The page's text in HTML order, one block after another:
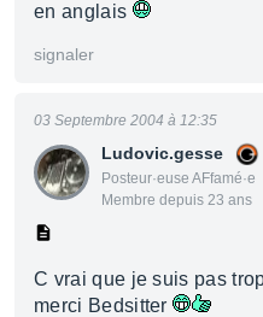
en anglais
signaler
Ludovic.gesse
Posteur·euse AFfamé·e
Membre depuis 23 ans
03 Septembre 2004 à 12:35
C vrai que je suis pas
merci Bedsitter